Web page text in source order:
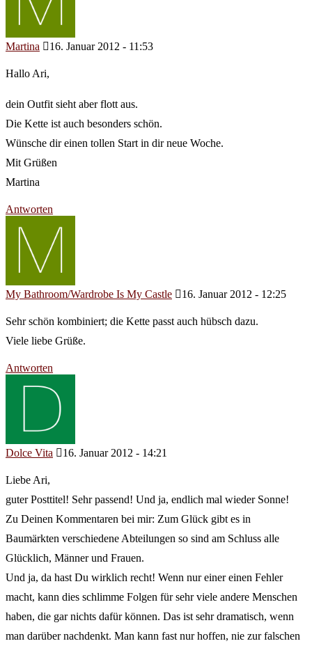
Martina 16. Januar 2012 - 11:53
Hallo Ari,
dein Outfit sieht aber flott aus.
Die Kette ist auch besonders schön.
Wünsche dir einen tollen Start in dir neue Woche.
Mit Grüßen
Martina
Antworten
My Bathroom/Wardrobe Is My Castle 16. Januar 2012 - 12:25
Sehr schön kombiniert; die Kette passt auch hübsch dazu.
Viele liebe Grüße.
Antworten
Dolce Vita 16. Januar 2012 - 14:21
Liebe Ari,
guter Posttitel! Sehr passend! Und ja, endlich mal wieder Sonne!
Zu Deinen Kommentaren bei mir: Zum Glück gibt es in
Baumärkten verschiedene Abteilungen so sind am Schluss alle
Glücklich, Männer und Frauen.
Und ja, da hast Du wirklich recht! Wenn nur einer einen Fehler
macht, kann dies schlimme Folgen für sehr viele andere Menschen
haben, die gar nichts dafür können. Das ist sehr dramatisch, wenn
man darüber nachdenkt. Man kann fast nur hoffen, nie zur falschen